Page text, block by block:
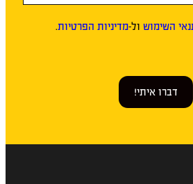
השימוש ול-מדיניות הפרטיות.
דברו איתי!